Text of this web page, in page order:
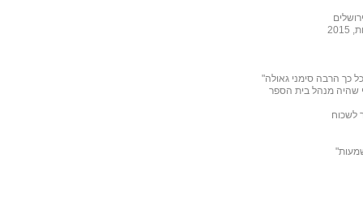
כך הרבה סימני גאולה"
מנהל בית הספר
לשכוח